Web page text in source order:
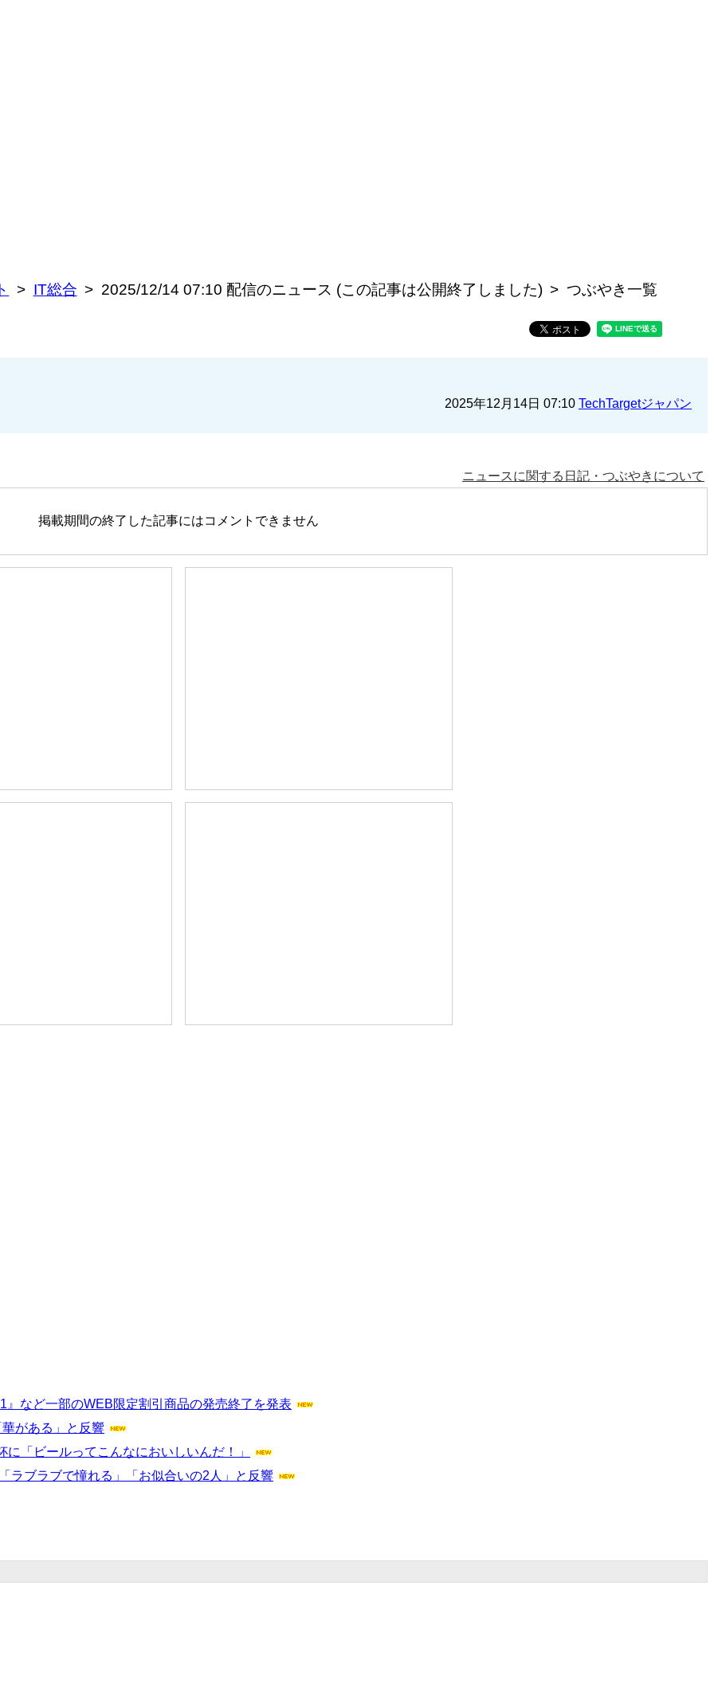
IT総合 2025/12/14 07:10 配信のニュース (この記事は公開終了しました) つぶやき一覧
2025年12月14日 07:10 TechTargetジャパン
ニュースに関する日記・つぶやきについて
掲載期間の終了した記事にはコメントできません
など一部のWEB限定割引商品の発売終了を発表
がある」と反響
「ビールってこんなにおいしいんだ！」
ラブラブで憧れる」「お似合いの2人」と反響